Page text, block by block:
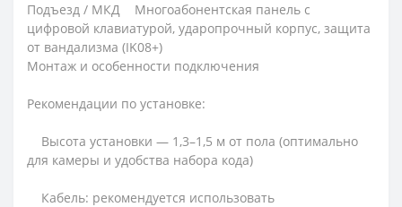
Подъезд / МКД Многоабонентская панель с
цифровой клавиатурой, ударопрочный корпус, защита
от вандализма (IK08+)
Монтаж и особенности подключения
Рекомендации по установке:
Высота установки — 1,3–1,5 м от пола (оптимально
для камеры и удобства набора кода)
Кабель: рекомендуется использовать